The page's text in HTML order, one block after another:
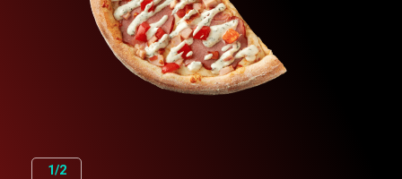
1/2